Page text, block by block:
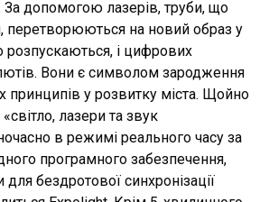
За допомогою лазерів, труби, що
перетворюються на новий образ у
розпускаються, і цифрових
Вони є символом зародження
принципів у розвитку міста. Щойно
лазери та звук
в режимі реального часу за
програмного забезпечення,
бездротової синхронізації